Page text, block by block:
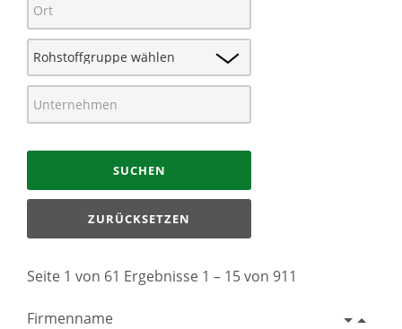
SUCHEN
ZURÜCKSETZEN
Seite 1 von 61 Ergebnisse 1 – 15 von 911
Firmenname